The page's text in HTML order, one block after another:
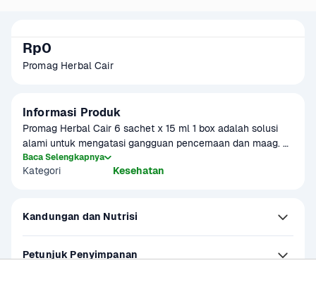
Rp0
Promag Herbal Cair
Informasi Produk
Promag Herbal Cair 6 sachet x 15 ml 1 box adalah solusi
alami untuk mengatasi gangguan pencernaan dan maag.
Diformulasikan dengan bahan herbal yang dapat
membantu meredakan peradangan di lambung, Promag
berupa sachet, produk ini mudah digunakan kapan saja.
Baca Selengkapnya
Kategori Kesehatan
Kandungan dan Nutrisi
Petunjuk Penyimpanan